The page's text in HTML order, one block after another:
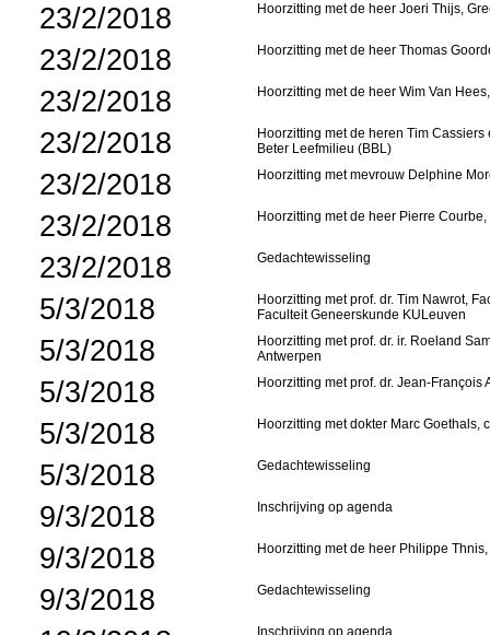
23/2/2018 Hoorzitting met de heer Joeri Thijs,
23/2/2018 Hoorzitting met de heer Thomas
23/2/2018 Hoorzitting met de heer Wim Van
23/2/2018
Hoorzitting met de heren Tim
Beter Leefmilieu (BBL)
23/2/2018 Hoorzitting met mevrouw Delphine
23/2/2018 Hoorzitting met de heer Pierre
23/2/2018 Gedachtewisseling
5/3/2018
Hoorzitting met prof. dr. Tim Nawrot,
Faculteit Geneerskunde KULeuven
5/3/2018
Hoorzitting met prof. dr. ir. Roeland
Antwerpen
5/3/2018 Hoorzitting met prof. dr. Jean-
5/3/2018 Hoorzitting met dokter Marc Goethals,
5/3/2018 Gedachtewisseling
9/3/2018 Inschrijving op agenda
9/3/2018 Hoorzitting met de heer Philippe
9/3/2018 Gedachtewisseling
Inschrijving op agenda